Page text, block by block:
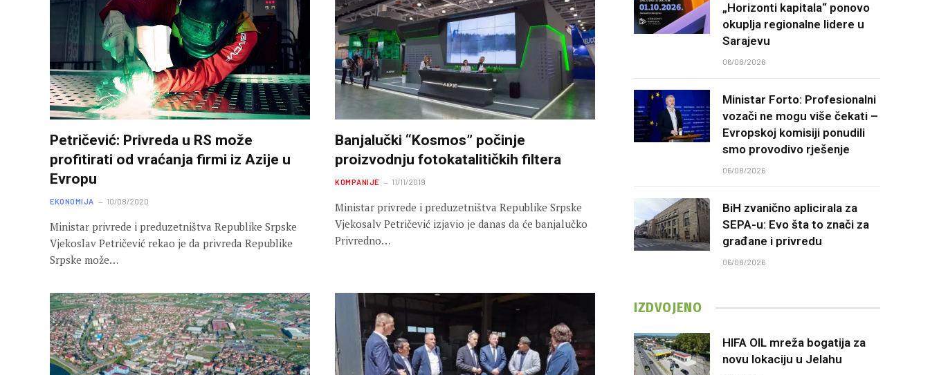
Petričević: Privreda u RS može
profitirati od vraćanja firmi iz Azije u
Evropu
EKONOMIJA 10/08/2020
Ministar privrede i preduzetništva Republike Srpske
Vjekoslav Petričević rekao je da privreda Republike
Srpske može…
Banjalučki “Kosmos” počinje
proizvodnju fotokatalitičkih filtera
KOMPANIJE 11/11/2019
Ministar privrede i preduzetništva Republike Srpske
Vjekosalv Petričević izjavio je danas da će banjalučko
Privredno…
„Horizonti kapitala“ ponovo
okuplja regionalne lidere u
Sarajevu
06/08/2026
Ministar Forto: Profesionalni
vozači ne mogu više čekati –
Evropskoj komisiji ponudili
smo provodivo rješenje
06/08/2026
BiH zvanično aplicirala za
SEPA-u: Evo šta to znači za
građane i privredu
06/08/2026
IZDVOJENO
HIFA OIL mreža bogatija za
novu lokaciju u Jelahu